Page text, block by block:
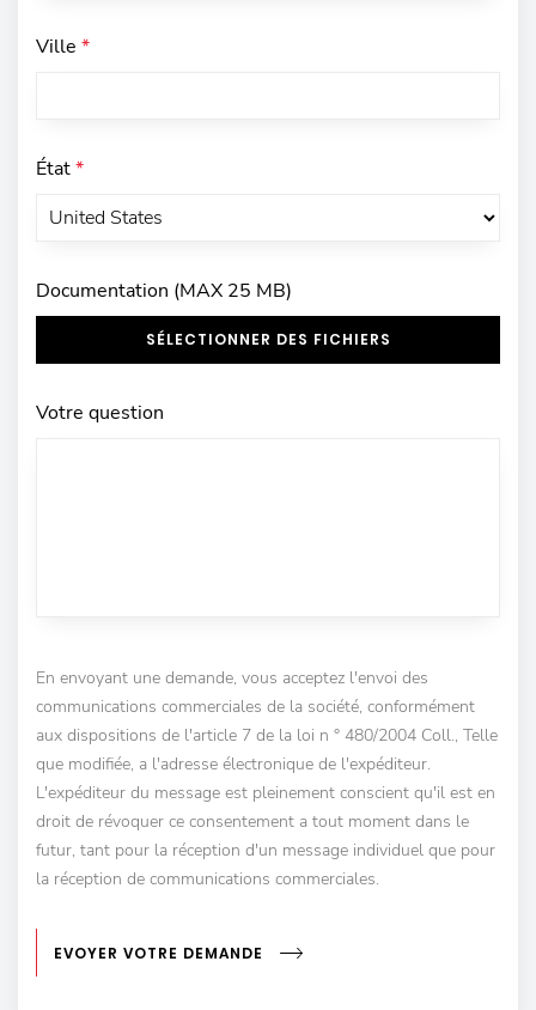
Ville *
État*
Documentation (MAX 25 MB)
SÉLECTIONNER DES FICHIERS
Votre question
En envoyant une demande, vous acceptez l'envoi des
communications commerciales de la société, conformément
aux dispositions de l'article 7 de la loi n ° 480/2004 Coll., Telle
que modifiée, a l'adresse électronique de l'expéditeur.
L'expéditeur du message est pleinement conscient qu'il est en
droit de révoquer ce consentement a tout moment dans le
futur, tant pour la réception d'un message individuel que pour
la réception de communications commerciales.
EVOYER VOTRE DEMANDE